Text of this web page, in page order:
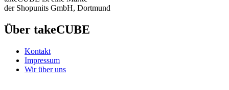
der Shopunits GmbH, Dortmund
Über takeCUBE
Kontakt
Impressum
Wir über uns